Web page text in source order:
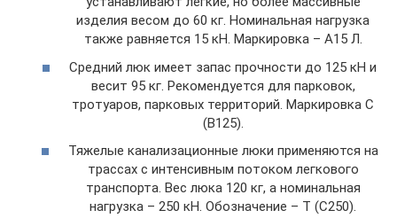
изделия весом до 60 кг. Номинальная нагрузка
также равняется 15 кН. Маркировка – А15 Л.
Средний люк имеет запас прочности до 125 кН и
весит 95 кг. Рекомендуется для парковок,
тротуаров, парковых территорий. Маркировка С
(В125).
Тяжелые канализационные люки применяются на
трассах с интенсивным потоком легкового
транспорта. Вес люка 120 кг, а номинальная
нагрузка – 250 кН. Обозначение – Т (С250).